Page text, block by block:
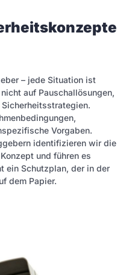
– jede Situation ist
auf Pauschallösungen,
Vorgaben.
identifizieren wir die
und führen es
ein Schutzplan, der in der
dem Papier.